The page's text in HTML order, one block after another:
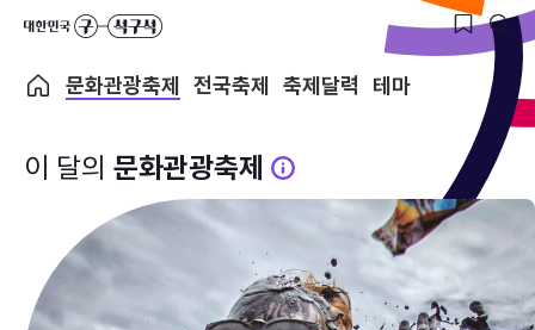
문화관광축제 전국축제 축제달력 테마
이 달의 문화관광축제